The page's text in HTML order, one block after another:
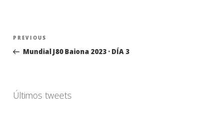
Navegación
entradas
Previous
Post
PREVIOUS
Mundial J80 Baiona 2023 · DÍA 3
Últimos tweets